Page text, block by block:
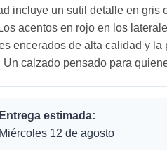
incluye un sutil detalle en gris
acentos en rojo en los
encerados de alta calidad y
Un calzado pensado para
Entrega estimada:
Miércoles 12 de agosto